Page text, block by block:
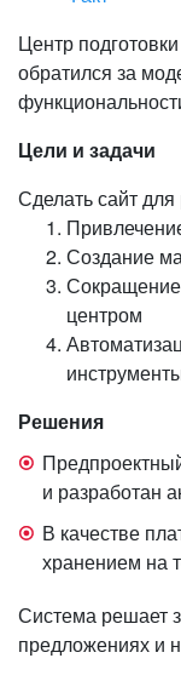
Центр
обратился за
Цели и задачи
Сделать сайт
Создание
Сокращение
центром
Решения
и разработан
В качестве
хранением на
Система решает
предложениях и